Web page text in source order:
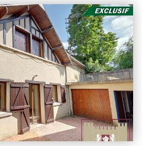
mange-debout, de WC
grand dégagement avec de
nuit propose une suite privative
qu'une seconde chambre
d'eau privative. Vous profiterez
véritable prolongement de la
les moments de détente ou les
supplémentaire et rare : la
indépendants, accessibles à
une entrée séparée, offrant de
saisonnière type Airbnb,
complémentaire ou rendement
son entrée, coin cuisine, pièce
d'eau avec WC, grand placard,
Le tout sur un terrain clos
indépendant pour 2 véhicules et